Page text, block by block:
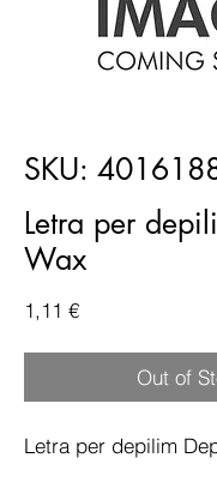
SKU:
Letra per
Wax
1,11 €Price
Out of
Letra per depilim